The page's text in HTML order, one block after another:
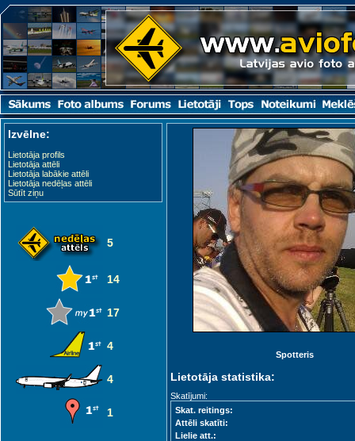
Izvēlne:
Lietotāja profils
Lietotāja attēli
Lietotāja labākie attēli
Lietotāja nedēļas attēli
Sūtīt ziņu
5
14
17
4
4
1
Spotteris
Lietotāja statistika:
Skatījumi:
Skat. reitings:
Attēli skatīti:
Lielie att.: